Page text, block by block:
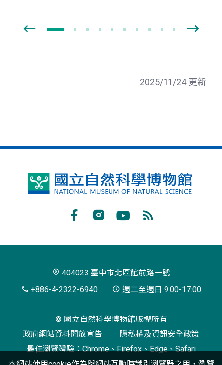
2025/11/24 更新
國
博
閱
404023 臺中市北區館前路一號
+886-4-2322-6940
週二至週日 9:00-17:00
© 國立自然科學博物館版權所有
政府網站資料開放宣告
隱私權及資訊安全政策
最佳瀏覽體驗：Chrome、Firefox、Edge、Safari